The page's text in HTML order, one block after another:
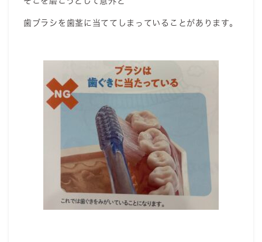
歯ブラシを歯茎に当ててしまっていることがあります。